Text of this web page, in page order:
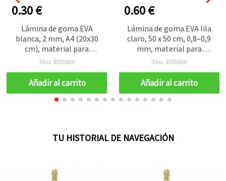
0.30 €
Lámina de goma EVA
blanca, 2 mm, A4 (20x30
cm), material para
manualidades y
Sku: 802069
Añadir al carrito
0.60 €
Lámina de goma EVA lila
claro, 50 x 50 cm, 0,8–0,9
mm, material para
manualidades y
Sku: 803604
Añadir al carrito
TU HISTORIAL DE NAVEGACIÓN